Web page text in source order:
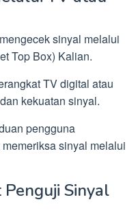
sinyal melalui
Top Box) Kalian.
TV digital atau
kekuatan sinyal.
pengguna
sinyal melalui
Sinyal